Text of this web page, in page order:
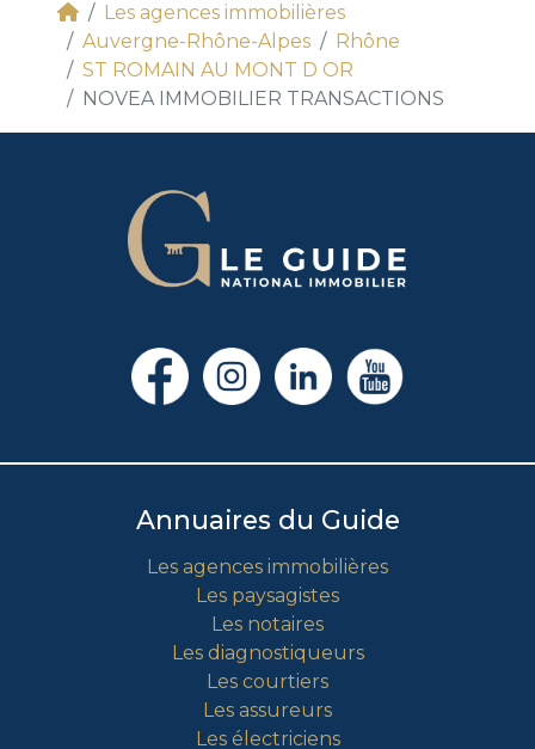
Les agences immobilières
Auvergne-Rhône-Alpes
Rhône
ST ROMAIN AU MONT D OR
NOVEA IMMOBILIER TRANSACTIONS
Annuaires du Guide
Les agences immobilières
Les paysagistes
Les notaires
Les diagnostiqueurs
Les courtiers
Les assureurs
Les électriciens